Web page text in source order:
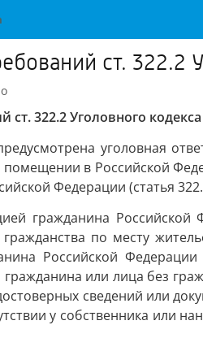
ст. 322.2
ст. 322.2 Уголовного
уголовная
в Российской
Федерации (статья
гражданина
по месту
Российской
или лица без
сведений или
у собственника или